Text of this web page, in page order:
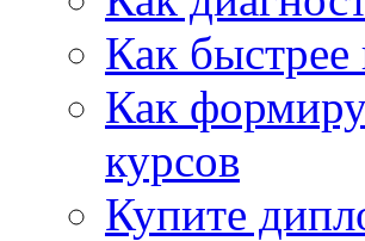
Как быстрее
Как
курсов
Купите